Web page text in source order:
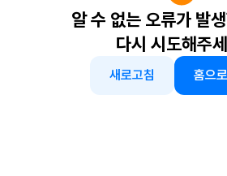
알 수 없는 오류가 발
다시 시도해주
새로고침 홈으